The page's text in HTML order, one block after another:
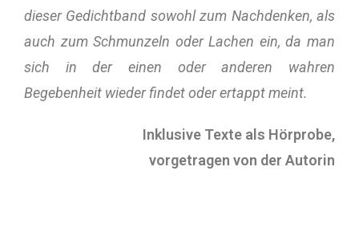
dieser Gedichtband sowohl zum Nachdenken, als
auch zum Schmunzeln oder Lachen ein, da man
sich in der einen oder anderen wahren
Begebenheit wieder findet oder ertappt meint.
Inklusive Texte als Hörprobe,
vorgetragen von der Autorin